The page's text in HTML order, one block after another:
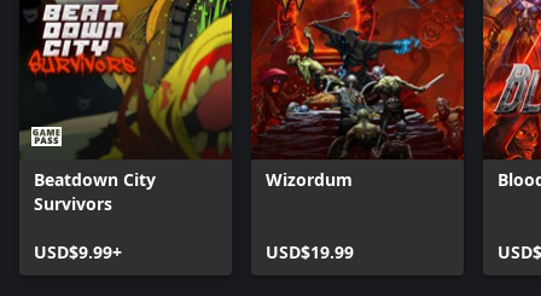
Beatdown City
Survivors
USD$9.99+
Wizordum
USD$19.99